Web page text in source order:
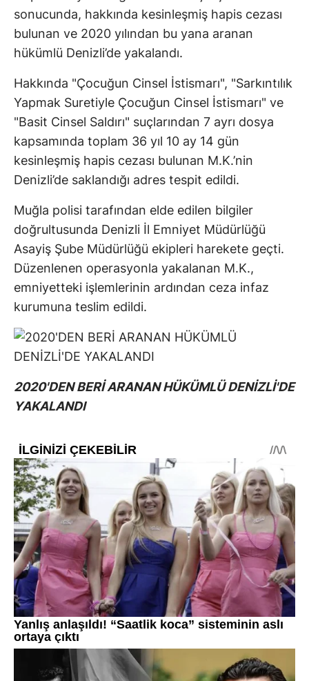
sonucunda, hakkında kesinleşmiş hapis cezası
bulunan ve 2020 yılından bu yana aranan
hükümlü Denizli’de yakalandı.
Hakkında "Çocuğun Cinsel İstismarı", "Sarkıntılık
Yapmak Suretiyle Çocuğun Cinsel İstismarı" ve
"Basit Cinsel Saldırı" suçlarından 7 ayrı dosya
kapsamında toplam 36 yıl 10 ay 14 gün
kesinleşmiş hapis cezası bulunan M.K.’nin
Denizli’de saklandığı adres tespit edildi.
Muğla polisi tarafından elde edilen bilgiler
doğrultusunda Denizli İl Emniyet Müdürlüğü
Asayiş Şube Müdürlüğü ekipleri harekete geçti.
Düzenlenen operasyonla yakalanan M.K.,
emniyetteki işlemlerinin ardından ceza infaz
kurumuna teslim edildi.
2020'DEN BERİ ARANAN HÜKÜMLÜ DENİZLİ'DE
YAKALANDI